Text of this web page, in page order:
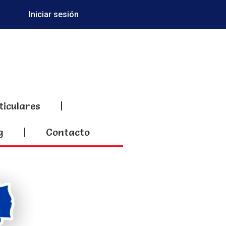
Iniciar sesión
Contacto